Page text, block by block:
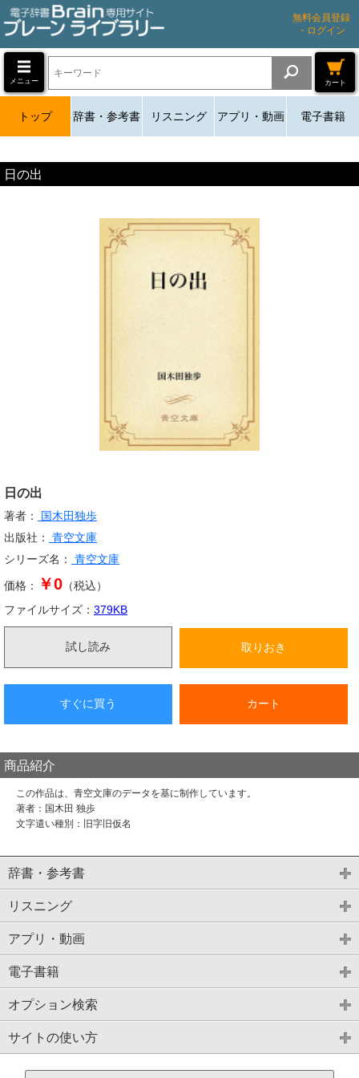
無料会員登録
・ログイン
メニュー カート
トップ 辞書・参考書 リスニング アプリ・動画 電子書籍
日の出
日の出
著者：
国木田独歩
出版社：
青空文庫
シリーズ名：
青空文庫
価格： ￥0 （税込）
ファイルサイズ： 379KB
試し読み 取りおき
すぐに買う カート
商品紹介
この作品は、青空文庫のデータを基に制作しています。
著者：国木田 独歩
文字遣い種別：旧字旧仮名
辞書・参考書
リスニング
アプリ・動画
電子書籍
オプション検索
サイトの使い方